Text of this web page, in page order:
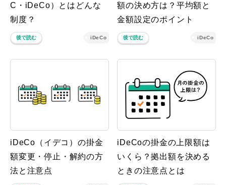
C・iDeCo）とはどんな
制度？
後で読む iDeCo
額の決め方は？平均額と
金額設定のポイント
後で読む iDeCo
iDeCo（イデコ）の掛金
額変更・停止・解約の方
法と注意点
iDeCoの掛金の上限額は
いくら？拠出額を決める
ときの注意点とは